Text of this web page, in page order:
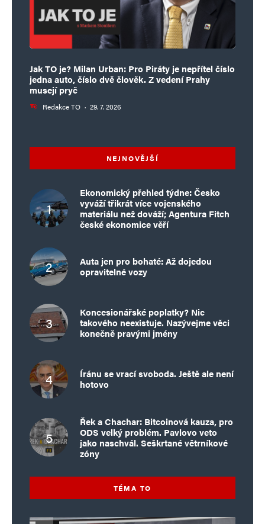
Jak TO je? Milan Urban: Pro Piráty je nepřítel číslo
jedna auto, číslo dvě člověk. Z vedení Prahy
musejí pryč
Redakce TO · 29. 7. 2026
NEJNOVĚJŠÍ
Ekonomický přehled týdne: Česko
vyváží třikrát více vojenského
materiálu než dováží; Agentura Fitch
české ekonomice věří
Auta jen pro bohaté: Až dojedou
opravitelné vozy
Koncesionářské poplatky? Nic
takového neexistuje. Nazývejme věci
konečně pravými jmény
Íránu se vrací svoboda. Ještě ale není
hotovo
Řek a Chachar: Bitcoinová kauza, pro
ODS velký problém. Pavlovo veto
jako naschvál. Seškrtané větrníkové
zóny
TÉMA TO